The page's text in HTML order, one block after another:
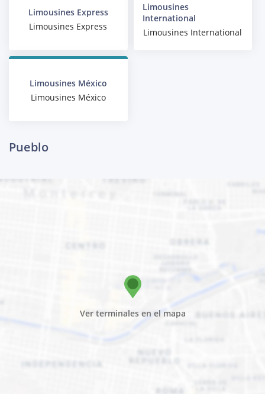
Limousines Express
Limousines Express
Limousines
International
Limousines International
Limousines México
Limousines México
Pueblo
Ver terminales en el mapa